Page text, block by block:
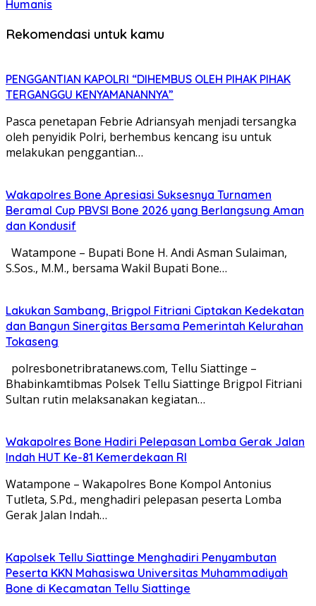
Humanis
Rekomendasi untuk kamu
PENGGANTIAN KAPOLRI “DIHEMBUS OLEH PIHAK PIHAK
TERGANGGU KENYAMANANNYA”
Pasca penetapan Febrie Adriansyah menjadi tersangka
oleh penyidik Polri, berhembus kencang isu untuk
melakukan penggantian…
Wakapolres Bone Apresiasi Suksesnya Turnamen
Beramal Cup PBVSI Bone 2026 yang Berlangsung Aman
dan Kondusif
Watampone – Bupati Bone H. Andi Asman Sulaiman,
S.Sos., M.M., bersama Wakil Bupati Bone…
Lakukan Sambang, Brigpol Fitriani Ciptakan Kedekatan
dan Bangun Sinergitas Bersama Pemerintah Kelurahan
Tokaseng
polresbonetribratanews.com, Tellu Siattinge –
Bhabinkamtibmas Polsek Tellu Siattinge Brigpol Fitriani
Sultan rutin melaksanakan kegiatan…
Wakapolres Bone Hadiri Pelepasan Lomba Gerak Jalan
Indah HUT Ke-81 Kemerdekaan RI
Watampone – Wakapolres Bone Kompol Antonius
Tutleta, S.Pd., menghadiri pelepasan peserta Lomba
Gerak Jalan Indah…
Kapolsek Tellu Siattinge Menghadiri Penyambutan
Peserta KKN Mahasiswa Universitas Muhammadiyah
Bone di Kecamatan Tellu Siattinge